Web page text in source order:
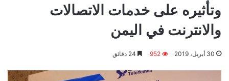
وتأثيره على خدمات الاتصالات
والانترنت في اليمن
30 أبريل، 2019 952